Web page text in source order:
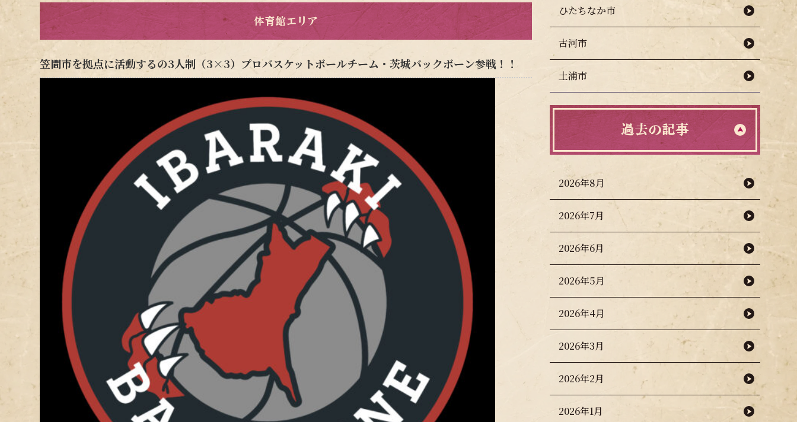
体育館エリア
笠間市を拠点に活動するの3人制（3×3）プロバスケットボールチーム・茨城バックボーン参戦！！
ひたちなか市
古河市
土浦市
過去の記事
2026年8月
2026年7月
2026年6月
2026年5月
2026年4月
2026年3月
2026年2月
2026年1月